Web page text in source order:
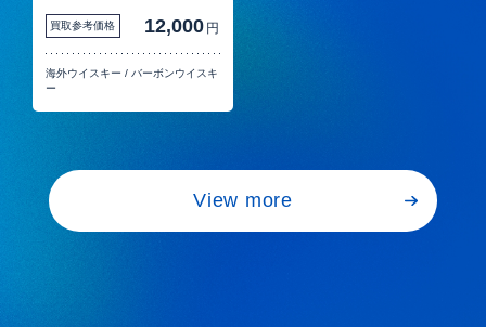
01E 買取
買取参考価格 12,000 円
海外ウイスキー / バーボンウイスキ
ー
View more